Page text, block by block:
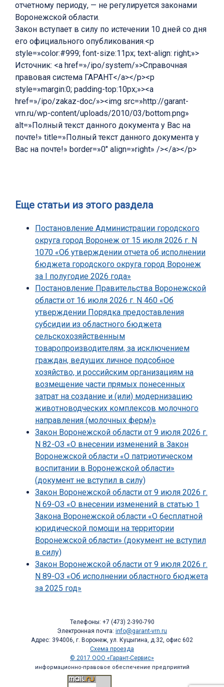
отчетному периоду, — не регулируется законами
Воронежской области.
Закон вступает в силу по истечении 10 дней со дня
его официального опубликования.<p
style=»color:#999; font-size:11px; text-align: right;»>
Источник: <a href=»/ipo/system/»>Справочная
правовая система ГАРАНТ</a></p><p
style=»margin:0; padding-top:10px;»><a
href=»/ipo/zakaz-doc/»><img src=»http://garant-
vrn.ru/wp-content/uploads/2010/03/bottom.png»
alt=»Полный текст данного документа у Вас на
почте!» title=»Полный текст данного документа у
Вас на почте!» border=»0″ align=»right» /></a></p>
Еще статьи из этого раздела
Постановление Администрации городского
округа город Воронеж от 15 июля 2026 г. N
1070 «Об утверждении отчета об исполнении
бюджета городского округа город Воронеж
за I полугодие 2026 года»
Постановление Правительства Воронежской
области от 16 июля 2026 г. N 460 «Об
утверждении Порядка предоставления
субсидии из областного бюджета
сельскохозяйственным
товаропроизводителям, за исключением
граждан, ведущих личное подсобное
хозяйство, и российским организациям на
возмещение части прямых понесенных
затрат на создание и (или) модернизацию
животноводческих комплексов молочного
направления (молочных ферм)»
Закон Воронежской области от 9 июля 2026 г.
N 82-ОЗ «О внесении изменений в Закон
Воронежской области «О патриотическом
воспитании в Воронежской области»
(документ не вступил в силу)
Закон Воронежской области от 9 июля 2026 г.
N 69-ОЗ «О внесении изменений в статью 1
Закона Воронежской области «О бесплатной
юридической помощи на территории
Воронежской области» (документ не вступил
в силу)
Закон Воронежской области от 9 июля 2026 г.
N 89-ОЗ «Об исполнении областного бюджета
за 2025 год»
Телефоны: +7 (473) 2-390-790
Электронная почта: info@garant-vrn.ru
Адрес: 394006, г. Воронеж, ул. Куцыгина, д.32, офис 602
Схема проезда
© 2017 ООО «Гарант-Сервис»
информационно-правовое обеспечение предприятий